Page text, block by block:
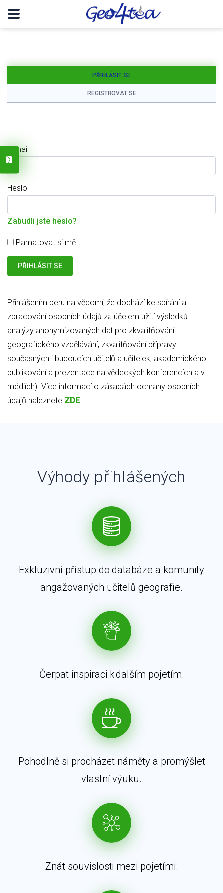
PŘIHLÁSIT SE
REGISTROVAT SE
E-mail
Heslo
Zabudli jste heslo?
Pamatovat si mě
Přihlášením beru na vědomí, že dochází ke sbírání a
zpracování osobních údajů za účelem užití výsledků
analýzy anonymizovaných dat pro zkvalitňování
geografického vzdělávání, zkvalitňování přípravy
současných i budoucích učitelů a učitelek, akademického
publikování a prezentace na vědeckých konferencích a v
médiích). Více informací o zásadách ochrany osobních
údajů naleznete ZDE
Výhody přihlášených
Exkluzivní přístup do databáze a komunity
angažovaných učitelů geografie.
Čerpat inspiraci k dalším pojetím.
Pohodlně si procházet náměty a promýšlet
vlastní výuku.
Znát souvislosti mezi pojetími.